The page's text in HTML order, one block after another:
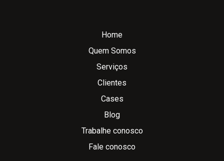
Home
Quem Somos
Serviços
Clientes
Cases
Blog
Trabalhe conosco
Fale conosco